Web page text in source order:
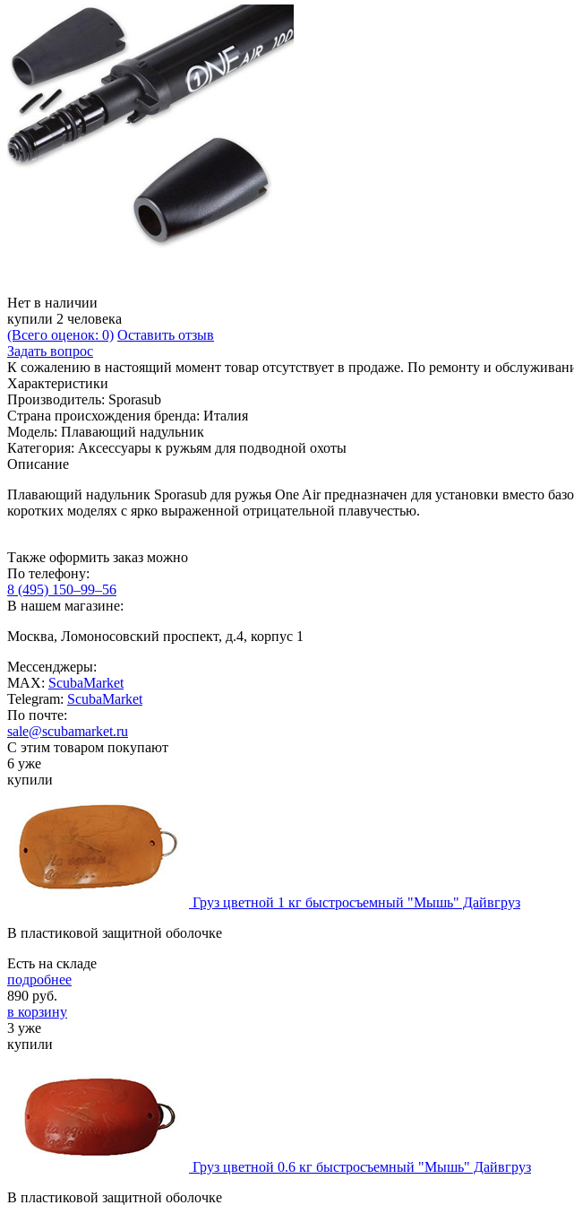
Нет в наличии
купили 2 человека
(Всего оценок: 0) Оставить отзыв
Задать вопрос
К сожалению в настоящий момент товар отсутствует в продаже. По ремонту и
Характеристики
Производитель: Sporasub
Страна происхождения бренда: Италия
Модель: Плавающий надульник
Категория: Aксессуары к ружьям для подводной охоты
Описание
Плавающий надульник Sporasub для ружья One Air предназначен для установки вместо
коротких моделях с ярко выраженной отрицательной плавучестью.
Также оформить заказ можно
По телефону:
8 (495) 150–99–56
В нашем магазине:
Москва, Ломоносовский проспект, д.4, корпус 1
Мессенджеры:
MAX: ScubaMarket
Telegram: ScubaMarket
По почте:
sale@scubamarket.ru
С этим товаром покупают
6 уже
купили
Груз цветной 1 кг быстросъемный "Мышь" Дайвгруз
В пластиковой защитной оболочке
Есть на складе
подробнее
890 руб.
в корзину
3 уже
купили
Груз цветной 0.6 кг быстросъемный "Мышь" Дайвгруз
В пластиковой защитной оболочке